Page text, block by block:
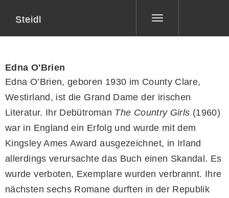
Toggle
Steidl
Edna O'Brien
Edna O’Brien, geboren 1930 im County Clare,
Westirland, ist die Grand Dame der irischen
Literatur. Ihr Debütroman The Country Girls (1960)
war in England ein Erfolg und wurde mit dem
Kingsley Ames Award ausgezeichnet, in Irland
allerdings verursachte das Buch einen Skandal. Es
wurde verboten, Exemplare wurden verbrannt. Ihre
nächsten sechs Romane durften in der Republik